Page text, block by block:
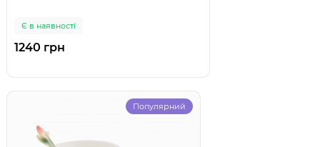
Є в наявності
1240 грн
Популярний